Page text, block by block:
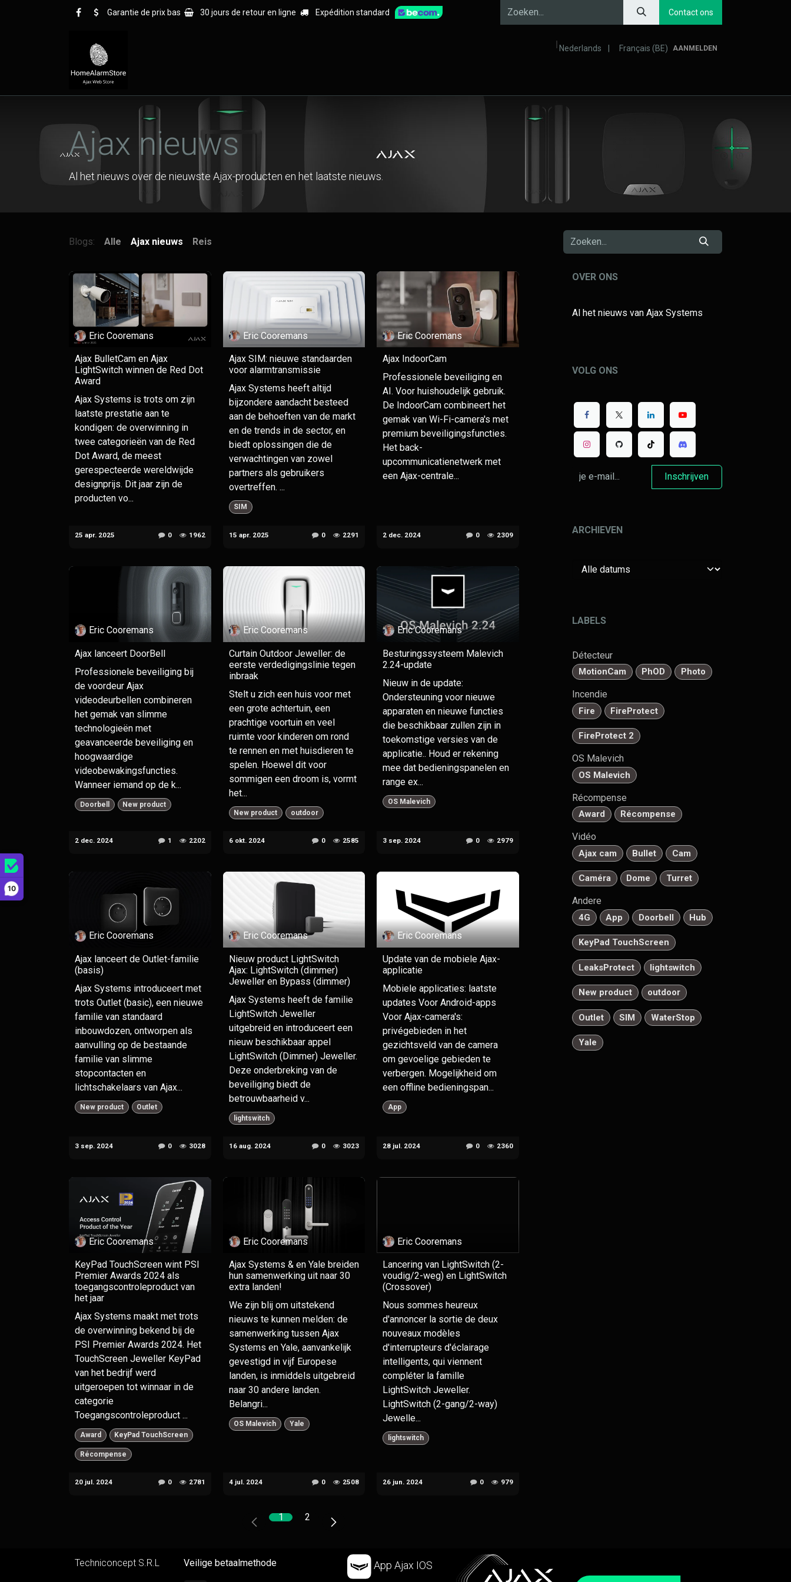
10
Overslaan naar inhoud
Garantie de prix bas 30 jours de retour en ligne Expédition standard Contact ons
Nederlands | Français (BE) AANMELDEN
Ajax nieuws
Al het nieuws over de nieuwste Ajax-producten en het laatste nieuws.
Blogs: Alle Ajax nieuws Reis
Eric Cooremans
Ajax BulletCam en Ajax
LightSwitch winnen de Red Dot
Award
Ajax Systems is trots om zijn
laatste prestatie aan te
kondigen: de overwinning in
twee categorieën van de Red
Dot Award, de meest
gerespecteerde wereldwijde
designprijs. Dit jaar zijn de
producten vo...
25 apr. 2025 0 1962
Eric Cooremans
Ajax SIM: nieuwe standaarden
voor alarmtransmissie
Ajax Systems heeft altijd
bijzondere aandacht besteed
aan de behoeften van de markt
en de trends in de sector, en
biedt oplossingen die de
verwachtingen van zowel
partners als gebruikers
overtreffen. ...
SIM
15 apr. 2025 0 2291
Eric Cooremans
Ajax IndoorCam
Professionele beveiliging en
AI. Voor huishoudelijk gebruik.
De IndoorCam combineert het
gemak van Wi-Fi-camera's met
premium beveiligingsfuncties.
Het back-
upcommunicatienetwerk met
een Ajax-centrale...
2 dec. 2024 0 2309
Eric Cooremans
Ajax lanceert DoorBell
Professionele beveiliging bij
de voordeur Ajax
videodeurbellen combineren
het gemak van slimme
technologieën met
geavanceerde beveiliging en
hoogwaardige
videobewakingsfuncties.
Wanneer iemand op de k...
Doorbell New product
2 dec. 2024 1 2202
Eric Cooremans
Curtain Outdoor Jeweller: de
eerste verdedigingslinie tegen
inbraak
Stelt u zich een huis voor met
een grote achtertuin, een
prachtige voortuin en veel
ruimte voor kinderen om rond
te rennen en met huisdieren te
spelen. Hoewel dit voor
sommigen een droom is, vormt
het...
New product outdoor
6 okt. 2024 0 2585
Eric Cooremans
Besturingssysteem Malevich
2.24-update
Nieuw in de update:
Ondersteuning voor nieuwe
apparaten en nieuwe functies
die beschikbaar zullen zijn in
toekomstige versies van de
applicatie.. Houd er rekening
mee dat bedieningspanelen en
range ex...
OS Malevich
3 sep. 2024 0 2979
Eric Cooremans
Ajax lanceert de Outlet-familie
(basis)
Ajax Systems introduceert met
trots Outlet (basic), een nieuwe
familie van standaard
inbouwdozen, ontworpen als
aanvulling op de bestaande
familie van slimme
stopcontacten en
lichtschakelaars van Ajax...
New product Outlet
3 sep. 2024 0 3028
Eric Cooremans
Nieuw product LightSwitch
Ajax: LightSwitch (dimmer)
Jeweller en Bypass (dimmer)
Ajax Systems heeft de familie
LightSwitch Jeweller
uitgebreid en introduceert een
nieuw beschikbaar appel
LightSwitch (Dimmer) Jeweller.
Deze onderbreking van de
beveiliging biedt de
betrouwbaarheid v...
lightswitch
16 aug. 2024 0 3023
Eric Cooremans
Update van de mobiele Ajax-
applicatie
Mobiele applicaties: laatste
updates Voor Android-apps
Voor Ajax-camera's:
privégebieden in het
gezichtsveld van de camera
om gevoelige gebieden te
verbergen. Mogelijkheid om
een offline bedieningspan...
App
28 jul. 2024 0 2360
Eric Cooremans
KeyPad TouchScreen wint PSI
Premier Awards 2024 als
toegangscontroleproduct van
het jaar
Ajax Systems maakt met trots
de overwinning bekend bij de
PSI Premier Awards 2024. Het
TouchScreen Jeweller KeyPad
van het bedrijf werd
uitgeroepen tot winnaar in de
categorie
Toegangscontroleproduct ...
Award KeyPad TouchScreen
Récompense
20 jul. 2024 0 2781
Eric Cooremans
Ajax Systems & en Yale breiden
hun samenwerking uit naar 30
extra landen!
We zijn blij om uitstekend
nieuws te kunnen melden: de
samenwerking tussen Ajax
Systems en Yale, aanvankelijk
gevestigd in vijf Europese
landen, is inmiddels uitgebreid
naar 30 andere landen.
Belangri...
OS Malevich Yale
4 jul. 2024 0 2508
Eric Cooremans
Lancering van LightSwitch (2-
voudig/2-weg) en LightSwitch
(Crossover)
Nous sommes heureux
d'annoncer la sortie de deux
nouveaux modèles
d'interrupteurs d'éclairage
intelligents, qui viennent
compléter la famille
LightSwitch Jeweller. ​
LightSwitch (2-gang/2-way)
Jewelle...
lightswitch
26 jun. 2024 0 979
1 2
OVER ONS
Al het nieuws van Ajax Systems
VOLG ONS
Inschrijven
ARCHIEVEN
LABELS
Détecteur
MotionCam PhOD Photo
Incendie
Fire FireProtect
FireProtect 2
OS Malevich
OS Malevich
Récompense
Award Récompense
Vidéo
Ajax cam Bullet Cam
Caméra Dome Turret
Andere
4G App Doorbell Hub
KeyPad TouchScreen
LeaksProtect lightswitch
New product outdoor
Outlet SIM WaterStop
Yale
Techniconcept S.R.L Veilige betaalmethode App Ajax IOS